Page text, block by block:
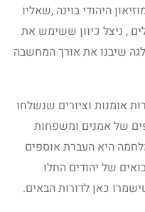
היהודי בוינה ,שאליו
, ניצל כיוון ששימש את
שיבנו את אורך המחשבה
אומנות וציורים שנשלחו
של אמנים ומשפחות
היא העברת אוספים
של יהודים החלו
כאן לדורות הבאים.